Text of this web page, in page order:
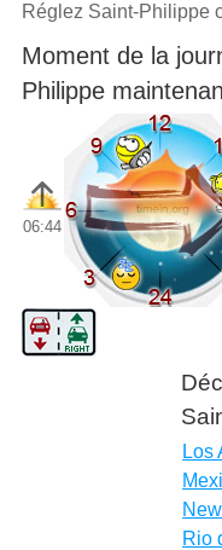
Réglez Saint-Philippe
Moment de la
Philippe
06:44
Los
Rio